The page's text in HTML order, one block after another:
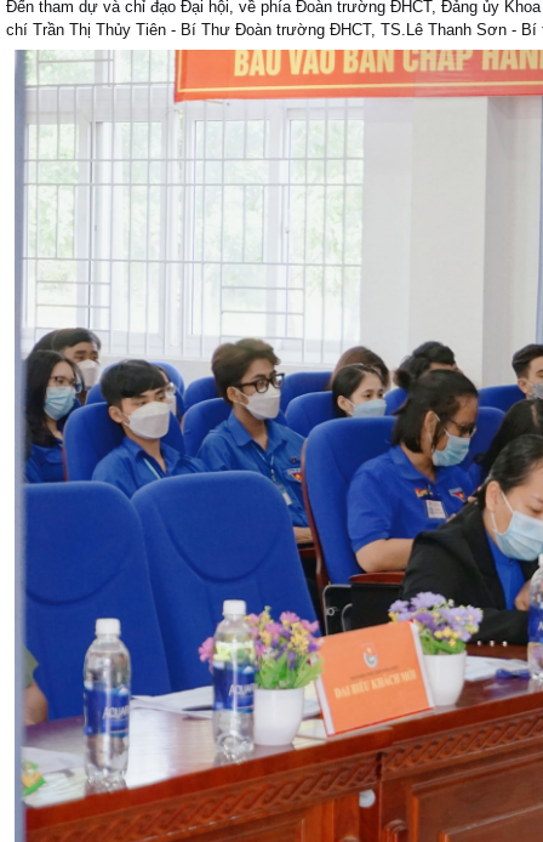
Đến tham dự và chỉ đạo Đại hội, về phía Đoàn trường ĐHCT, Đảng ủy
chí Trần Thị Thủy Tiên - Bí Thư Đoàn trường ĐHCT, TS.Lê Thanh Sơn -